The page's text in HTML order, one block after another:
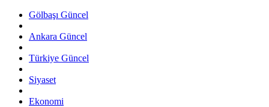
Gölbaşı Güncel
Ankara Güncel
Türkiye Güncel
Siyaset
Ekonomi